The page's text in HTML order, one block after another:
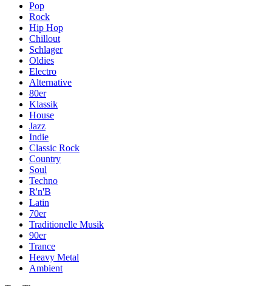
Pop
Rock
Hip Hop
Chillout
Schlager
Oldies
Electro
Alternative
80er
Klassik
House
Jazz
Indie
Classic Rock
Country
Soul
Techno
R'n'B
Latin
70er
Traditionelle Musik
90er
Trance
Heavy Metal
Ambient